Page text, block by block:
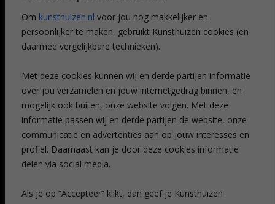
Om kunsthuizen.nl voor jou nog makkelijker en
persoonlijker te maken, gebruikt Kunsthuizen cookies (en
daarmee vergelijkbare technieken).
Met deze cookies kunnen wij en derde partijen informatie
over jou verzamelen en jouw internetgedrag binnen, en
mogelijk ook buiten, onze website volgen. Met deze
informatie passen wij en derde partijen de website, onze
communicatie en advertenties aan op jouw interesses en
profiel. Daarnaast kan je door deze cookies informatie
delen via social media.
Als je op “Accepteer” klikt, dan geef je Kunsthuizen
Veelgestelde vragen
CONTACT
Leiden
Amsterdam
Breda
Favorieten
Mijn art alert
NIEUWSBRIEF